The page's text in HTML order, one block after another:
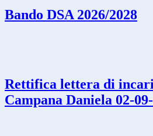
Bando DSA 2026/2028
Rettifica lettera di
Campana Daniela 02-